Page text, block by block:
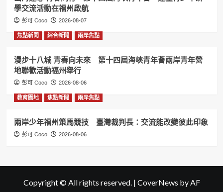
學交流活動在福州啟航
彭可 Coco 2026-08-07
焦點新聞 綜合新聞 兩岸焦點
漫步十八城 青春向未來 第十四屆海峽青年薈兩岸青年營
地聯歡活動福州舉行
彭可 Coco 2026-08-06
教育園地 焦點新聞 兩岸焦點
兩岸少年福州策馬競技 臺灣裁判長：交流能改變彼此印象
彭可 Coco 2026-08-06
Copyright © All rights reserved. | CoverNews by AF